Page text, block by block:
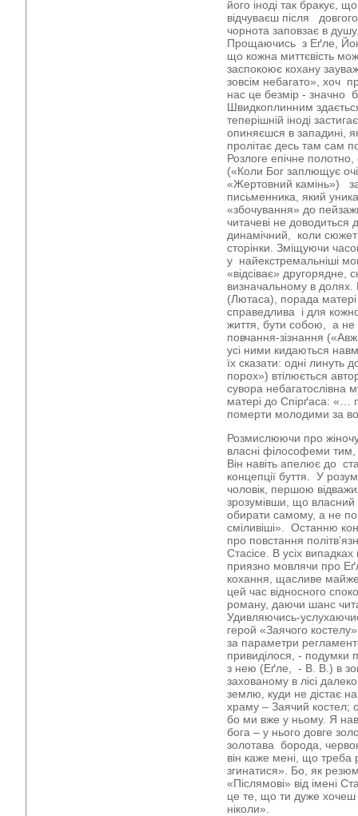
його іноді так бракує,
відчуваєш після
чорнота заповзає в
Прощаючись з Еґле,
що кожна миттєвість
заспокоює кохану
зовсім небагато», хоч
нас це безмір - значно
Швидкоплинним
теперішній іноді
опиняєшся в западині,
пролітає десь там сам
Розлоге епічне
(«Коли Бог заплющує
«Жертовний камінь»)
письменника, який
«збочування» до
читачеві не доводиться
динамічний, коли
сторінки. Зміщуючи
у найекстремальніші
«відсіває» другорядне,
визначальному в долях.
(Лютаса), порада матері
справедлива і для
життя, бути собою, а не
повчання-зізнання
усі ними кидаються
їх сказати: одні линуть
порох») втілюється
сувора небагатослівна
матері до Спірґаса: «…
померти молодими за
Розмислюючи про
власні філософеми
Він навіть апелює до
концепції буття. У
чоловік, першою
зрозумівши, що власний
обирати самому, а не
сміливіші». Останню
про повстання
Стасісе. В усіх
приязно мовлячи про
кохання, щасливе майже
цей час відносного
роману, даючи шанс
Удивляючись-
герой «Заячого
за параметри
привиділося, -
з нею (Еґле, - В. В.) в
захованому в лісі
землю, куди не дістає
храму – Заячий костел;
бо ми вже у ньому. Я
бога – у нього довге
золотава борода,
він каже мені, що треба
згинатися». Бо, як
«Післямові» від імені
це те, що ти дуже
ніколи».